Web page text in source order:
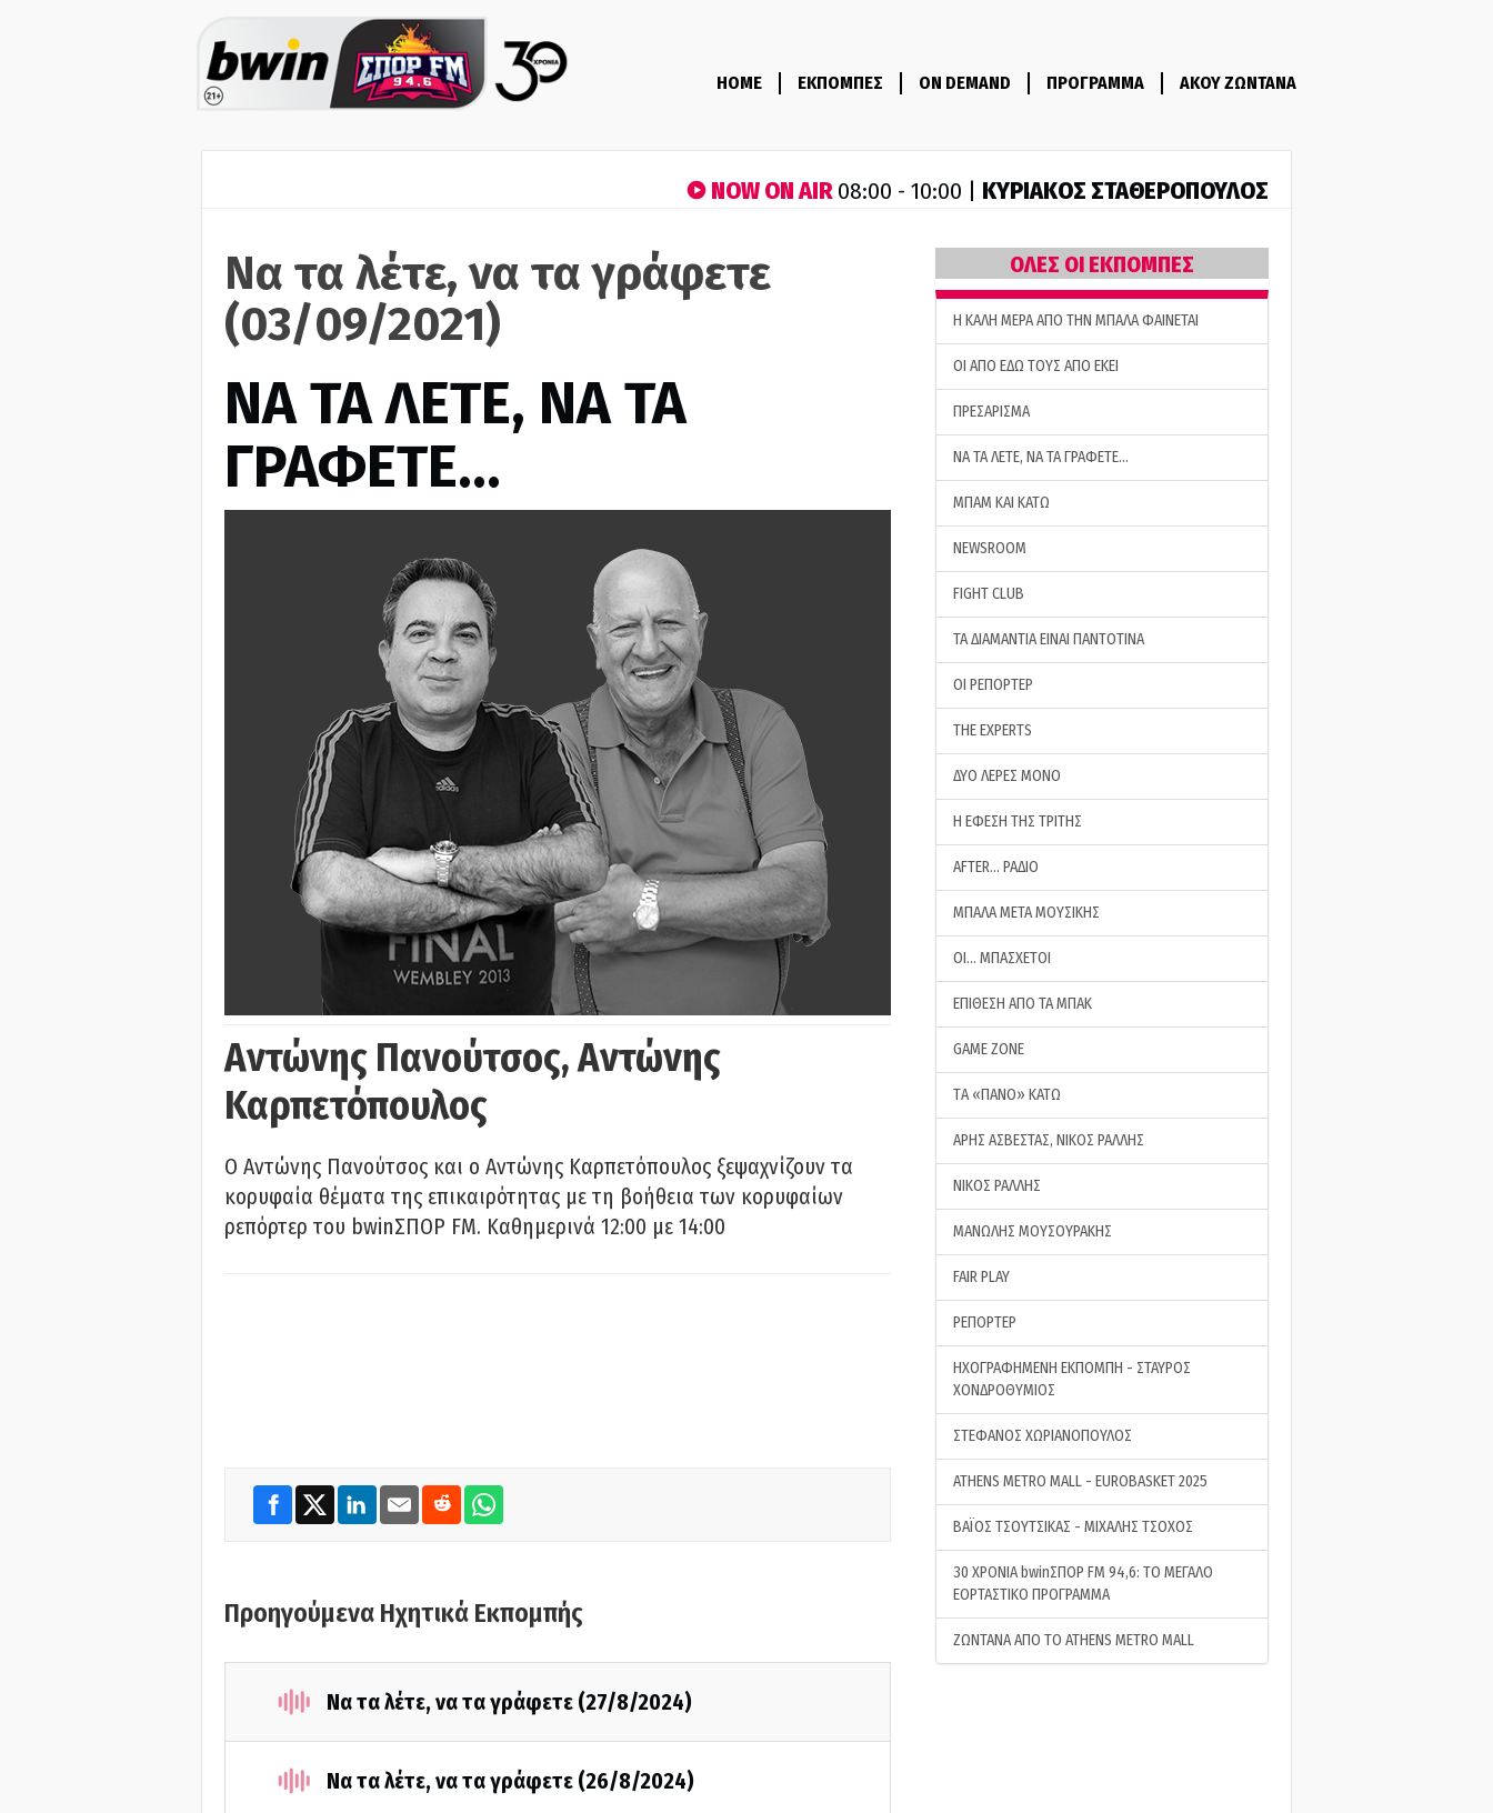
HOME ΕΚΠΟΜΠΕΣ ON DEMAND ΠΡΟΓΡΑΜΜΑ ΑΚΟΥ ΖΩΝΤΑΝΑ
NOW ON AIR08:00 - 10:00 | ΚΥΡΙΑΚΟΣ ΣΤΑΘΕΡΟΠΟΥΛΟΣ
Να τα λέτε, να τα γράφετε
(03/09/2021)
ΝΑ ΤΑ ΛΕΤΕ, ΝΑ ΤΑ
ΓΡΑΦΕΤΕ…
Αντώνης Πανούτσος, Αντώνης
Καρπετόπουλος
Ο Αντώνης Πανούτσος και ο Αντώνης Καρπετόπουλος ξεψαχνίζουν τα
κορυφαία θέματα της επικαιρότητας με τη βοήθεια των κορυφαίων
ρεπόρτερ του bwinΣΠΟΡ FM. Καθημερινά 12:00 με 14:00
Προηγούμενα Ηχητικά Εκπομπής
Να τα λέτε, να τα γράφετε (27/8/2024)
Να τα λέτε, να τα γράφετε (26/8/2024)
ΟΛΕΣ ΟΙ ΕΚΠΟΜΠΕΣ
H ΚΑΛΗ ΜΕΡΑ ΑΠΟ ΤΗΝ ΜΠΑΛΑ ΦΑΙΝΕΤΑΙ
ΟΙ ΑΠΟ ΕΔΩ ΤΟΥΣ ΑΠΟ ΕΚΕΙ
ΠΡΕΣΑΡΙΣΜΑ
ΝΑ ΤΑ ΛΕΤΕ, ΝΑ ΤΑ ΓΡΑΦΕΤΕ…
ΜΠΑΜ ΚΑΙ ΚΑΤΩ
NEWSROOM
FIGHT CLUB
ΤΑ ΔΙΑΜΑΝΤΙΑ ΕΙΝΑΙ ΠΑΝΤΟΤΙΝΑ
ΟΙ ΡΕΠΟΡΤΕΡ
THE EXPERTS
ΔΥΟ ΛΕΡΕΣ ΜΟΝΟ
Η ΕΦΕΣΗ ΤΗΣ ΤΡΙΤΗΣ
AFTER… ΡΑΔΙΟ
ΜΠΑΛΑ ΜΕΤΑ ΜΟΥΣΙΚΗΣ
ΟΙ… ΜΠΑΣΧΕΤΟΙ
ΕΠΙΘΕΣΗ ΑΠΟ ΤΑ ΜΠΑΚ
GAME ZONE
ΤA «ΠΑΝΟ» ΚΑΤΩ
ΑΡΗΣ ΑΣΒΕΣΤΑΣ, ΝΙΚΟΣ ΡΑΛΛΗΣ
ΝΙΚΟΣ ΡΑΛΛΗΣ
ΜΑΝΩΛΗΣ ΜΟΥΣΟΥΡΑΚΗΣ
FAIR PLAY
ΡΕΠΟΡΤΕΡ
ΗΧΟΓΡΑΦΗΜΕΝΗ ΕΚΠΟΜΠΗ - ΣΤΑΥΡΟΣ
ΧΟΝΔΡΟΘΥΜΙΟΣ
ΣΤΕΦΑΝΟΣ ΧΩΡΙΑΝΟΠΟΥΛΟΣ
ATHENS METRO MALL - EUROBASKET 2025
ΒΑΪΟΣ ΤΣΟΥΤΣΙΚΑΣ - ΜΙΧΑΛΗΣ ΤΣΟΧΟΣ
30 ΧΡΟΝΙΑ bwinΣΠΟΡ FM 94,6: ΤΟ ΜΕΓΑΛΟ
ΕΟΡΤΑΣΤΙΚΟ ΠΡΟΓΡΑΜΜΑ
ΖΩΝΤΑΝΑ ΑΠΟ ΤΟ ATHENS METRO MALL